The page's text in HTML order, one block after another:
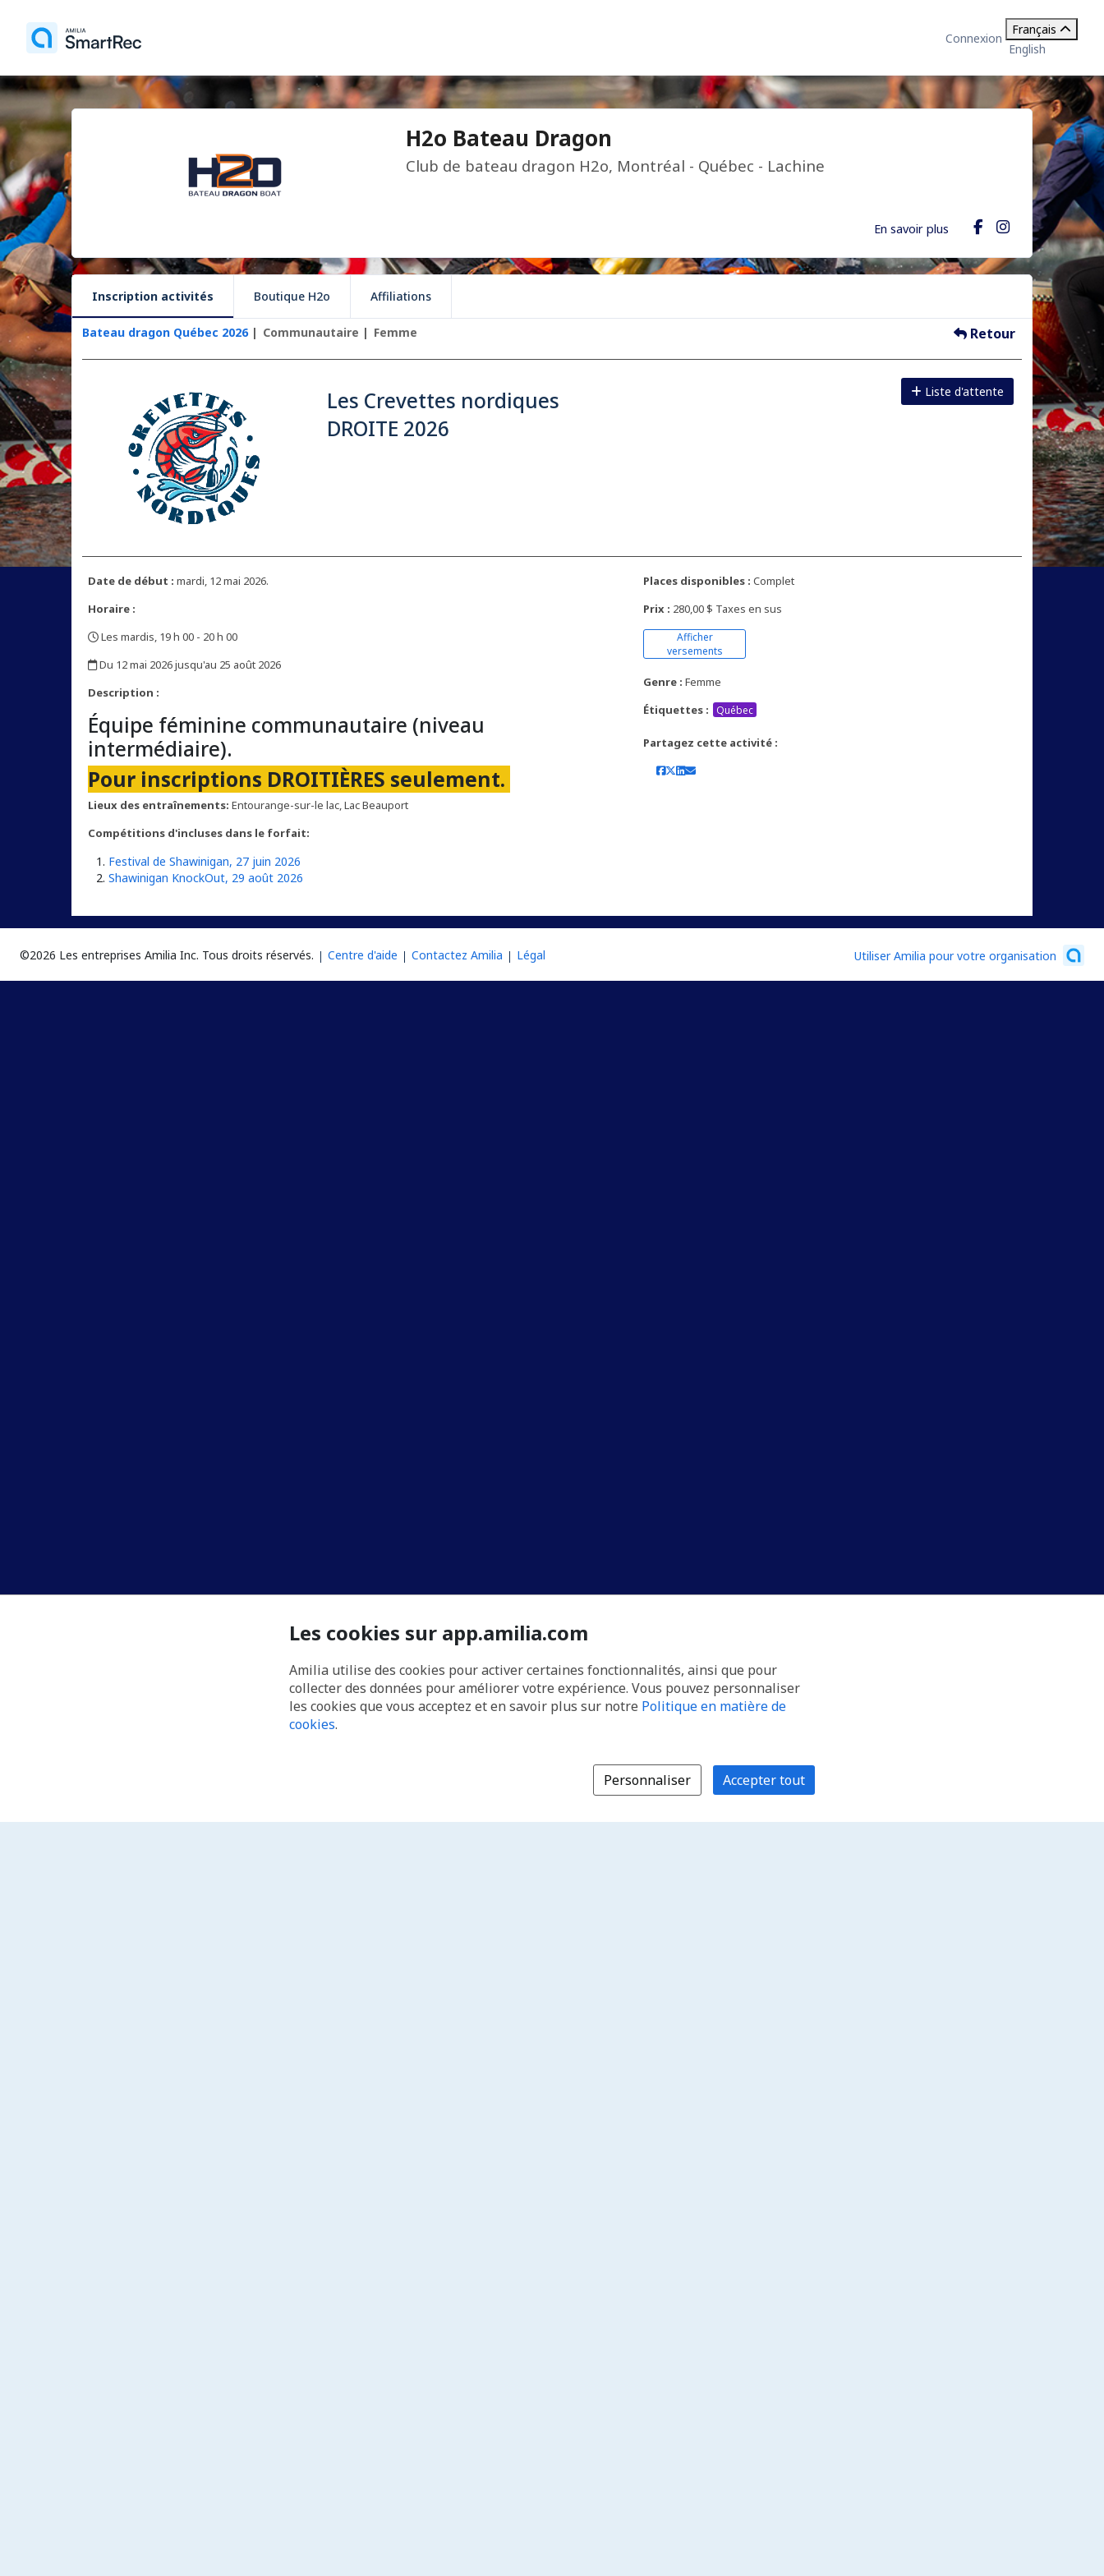
Connexion
Français
English
H2o Bateau Dragon
Club de bateau dragon H2o, Montréal - Québec - Lachine
En savoir plus
Inscription activités Boutique H2o Affiliations
Bateau dragon Québec 2026 Communautaire Femme Retour
Les Crevettes nordiques
DROITE 2026
Liste d'attente
Date de début : mardi, 12 mai 2026.
Horaire :
Les mardis, 19 h 00 - 20 h 00
Du 12 mai 2026 jusqu'au 25 août 2026
Description :
Équipe féminine communautaire (niveau
intermédiaire).
Pour inscriptions DROITIÈRES seulement.
Lieux des entraînements: Entourange-sur-le lac, Lac Beauport
Compétitions d'incluses dans le forfait:
Festival de Shawinigan, 27 juin 2026
Shawinigan KnockOut, 29 août 2026
Places disponibles : Complet
Prix : 280,00 $ Taxes en sus
Afficher
versements
Genre : Femme
Étiquettes :
Québec
Partagez cette activité :
©2026 Les entreprises Amilia Inc. Tous droits réservés. Centre d'aide Contactez Amilia Légal Utiliser Amilia pour votre organisation
Les cookies sur app.amilia.com
Amilia utilise des cookies pour activer certaines fonctionnalités, ainsi que pour
collecter des données pour améliorer votre expérience. Vous pouvez personnaliser
les cookies que vous acceptez et en savoir plus sur notre Politique en matière de
cookies.
Personnaliser Accepter tout